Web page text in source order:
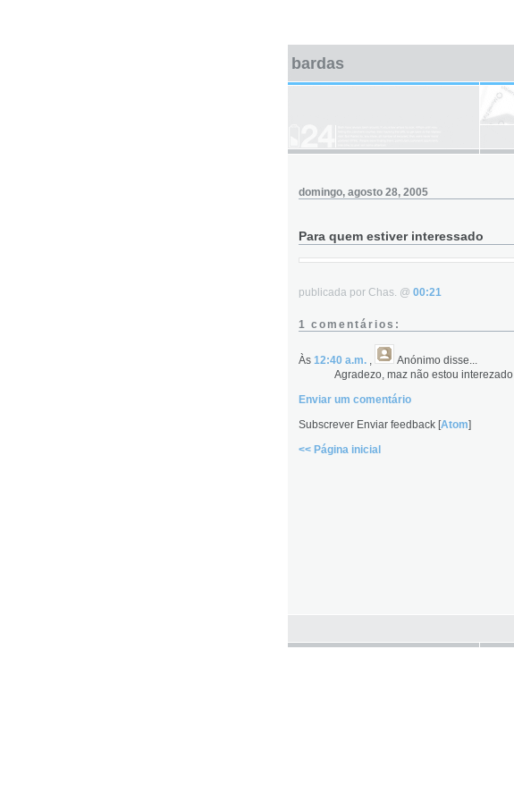
bardas
domingo, agosto 28, 2005
Para quem estiver interessado
publicada por Chas. @ 00:21
1 comentários:
Às 12:40 a.m. Anónimo disse...
Agradezo, maz não estou interezado
Enviar um comentário
Subscrever Enviar feedback [Atom]
<< Página inicial